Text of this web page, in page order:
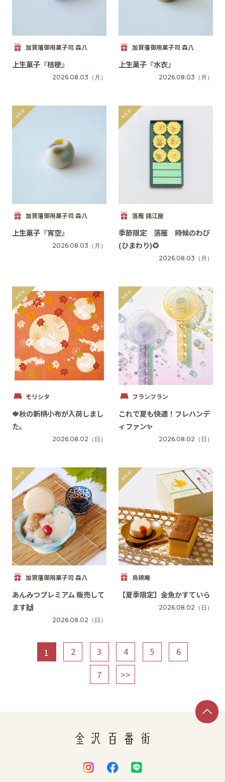
加賀藩御用菓子司 森八
上生菓子『桔梗』
2026.08.03 （月）
加賀藩御用菓子司 森八
上生菓子『水衣』
2026.08.03 （月）
加賀藩御用菓子司 森八
上生菓子『宵空』
2026.08.03 （月）
落雁 諸江屋
季節限定 落雁 時候のわび
(ひまわり)🌻
2026.08.03 （月）
モリシタ
🍁秋の新柄小布が入荷しまし
た。
2026.08.02 （日）
フランフラン
これで夏も快適！フレハンデ
ィファン✨
2026.08.02 （日）
加賀藩御用菓子司 森八
あんみつプレミアム 販売して
ます🙌
2026.08.02 （日）
烏鶏庵
【夏季限定】金魚かすていら
2026.08.02 （日）
1 2 3 4 5
6
7
>>